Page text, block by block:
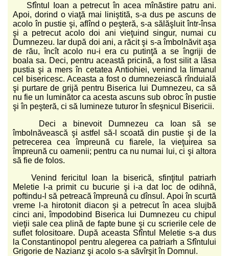
Sfîntul Ioan a petrecut în acea mînăstire patru ani.
Apoi, dorind o viaţă mai liniştită, s-a dus pe ascuns de
acolo în pustie şi, aflînd o peşteră, s-a sălăşluit într-însa
şi a petrecut acolo doi ani vieţuind singur, numai cu
Dumnezeu. Iar după doi ani, a răcit şi s-a îmbolnăvit aşa
de rău, încît acolo nu-i era cu putinţă a se îngriji de
boala sa. Deci, pentru această pricină, a fost silit a lăsa
pustia şi a mers în cetatea Antiohiei, venind la limanul
cel bisericesc. Aceasta a fost o dumnezeiască rînduială
şi purtare de grijă pentru Biserica lui Dumnezeu, ca să
nu fie un luminător ca acesta ascuns sub obroc în pustie
şi în peşteră, ci să lumineze tuturor în sfeşnicul Bisericii.
Deci a binevoit Dumnezeu ca Ioan să se
îmbolnăvească şi astfel să-l scoată din pustie şi de la
petrecerea cea împreună cu fiarele, la vieţuirea sa
împreună cu oamenii; pentru ca nu numai lui, ci şi altora
să fie de folos.
Venind fericitul Ioan la biserică, sfinţitul patriarh
Meletie l-a primit cu bucurie şi i-a dat loc de odihnă,
poftindu-l să petreacă împreună cu dînsul. Apoi în scurtă
vreme l-a hirotonit diacon şi a petrecut în acea slujbă
cinci ani, împodobind Biserica lui Dumnezeu cu chipul
vieţii sale cea plină de fapte bune şi cu scrierile cele de
suflet folositoare. După aceasta Sfîntul Meletie s-a dus
la Constantinopol pentru alegerea ca patriarh a Sfîntului
Grigorie de Nazianz şi acolo s-a săvîrşit în Domnul.